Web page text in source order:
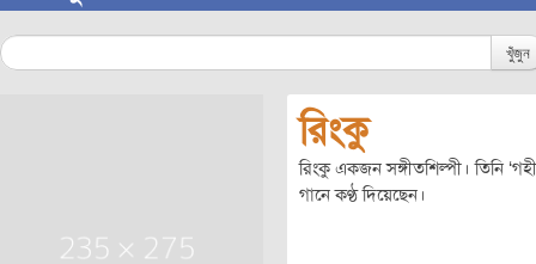
খুঁজুন
রিংকু
রিংকু একজন সঙ্গীতশিল্পী। তিনি
গানে কণ্ঠ দিয়েছেন।